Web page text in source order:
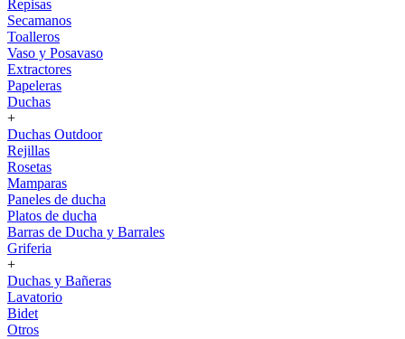
Repisas
Secamanos
Toalleros
Vaso y Posavaso
Extractores
Papeleras
Duchas
+
Duchas Outdoor
Rejillas
Rosetas
Mamparas
Paneles de ducha
Platos de ducha
Barras de Ducha y Barrales
Griferia
+
Duchas y Bañeras
Lavatorio
Bidet
Otros